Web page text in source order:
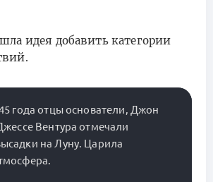
идея добавить категории
года отцы основатели, Джон
Вентура отмечали
на Луну. Царила